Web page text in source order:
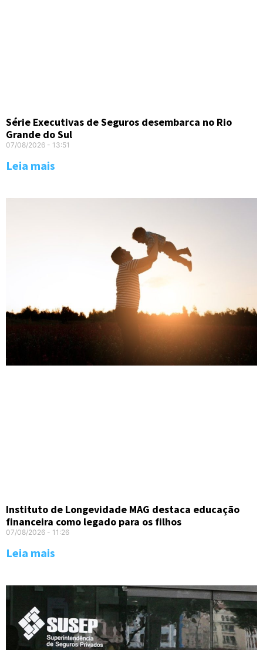
Série Executivas de Seguros desembarca no Rio
Grande do Sul
07/08/2026 13:51
Leia mais
Instituto de Longevidade MAG destaca educação
financeira como legado para os filhos
07/08/2026 11:26
Leia mais